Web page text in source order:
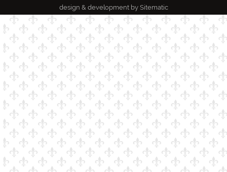
design & development by Sitematic